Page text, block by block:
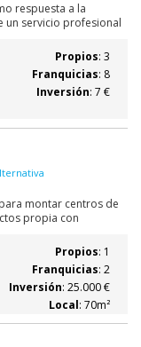
respuesta a la
un servicio profesional
de solucionar
Propios: 3
Franquicias: 8
Inversión: 7 €
montar centros de
propia con
para más
Propios: 1
Franquicias: 2
Inversión: 25.000 €
Local: 70m²